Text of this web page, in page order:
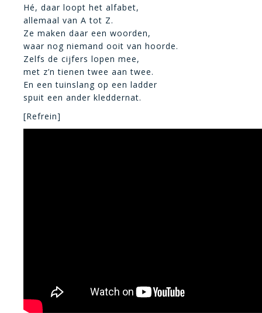
Hé, daar loopt het alfabet,
allemaal van A tot Z.
Ze maken daar een woorden,
waar nog niemand ooit van hoorde.
Zelfs de cijfers lopen mee,
met z’n tienen twee aan twee.
En een tuinslang op een ladder
spuit een ander kleddernat.
[Refrein]